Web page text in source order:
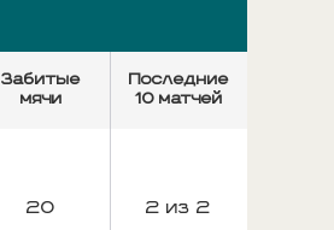
Забитые
мячи
Последние
10 матчей
20 2 из 2